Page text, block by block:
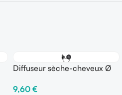
Diffuseur sèche-cheveux Ø
9,60 €